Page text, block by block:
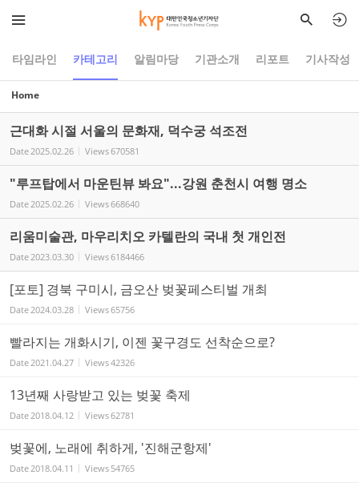
타임라인 카테고리 알림마당 기관소개 리포트 기사작성
Home
근대화 시절 서울의 문화재, 덕수궁 석조전
Date2025.02.26 Views670581
"루프탑에서 마운틴뷰 봐요"...강원 춘천시 여행 명소
Date2025.02.26 Views668640
리움미술관, 마우리치오 카텔란의 국내 첫 개인전
Date2023.03.30 Views6184466
[포토] 경북 구미시, 금오산 벚꽃페스티벌 개최
Date2024.03.28 Views65756
빨라지는 개화시기, 이젠 꽃구경도 선착순으로?
Date2021.04.27 Views42326
13년째 사랑받고 있는 벚꽃 축제
Date2018.04.12 Views62781
벚꽃에, 노래에 취하게, '진해군항제'
Date2018.04.11 Views 54765
Sketchbook5, 스케치북5